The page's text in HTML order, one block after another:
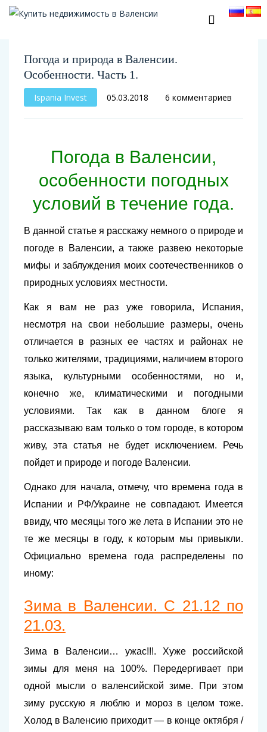
Погода и природа в Валенсии.
Особенности. Часть 1.
Ispania Invest 05.03.2018 6 комментариев
Погода в Валенсии,
особенности погодных
условий в течение года.
В данной статье я расскажу немного о природе и
погоде в Валенсии, а также развею некоторые
мифы и заблуждения моих соотечественников о
природных условиях местности.
Как я вам не раз уже говорила, Испания,
несмотря на свои небольшие размеры, очень
отличается в разных ее частях и районах не
только жителями, традициями, наличием второго
языка, культурными особенностями, но и,
конечно же, климатическими и погодными
условиями. Так как в данном блоге я
рассказываю вам только о том городе, в котором
живу, эта статья не будет исключением. Речь
пойдет и природе и погоде Валенсии.
Однако для начала, отмечу, что времена года в
Испании и РФ/Украине не совпадают. Имеется
ввиду, что месяцы того же лета в Испании это не
те же месяцы в году, к которым мы привыкли.
Официально времена года распределены по
иному:
Зима в Валенсии. С 21.12 по
21.03.
Зима в Валенсии… ужас!!!. Хуже российской
зимы для меня на 100%. Передергивает при
одной мысли о валенсийской зиме. При этом
зиму русскую я люблю и мороз в целом тоже.
Холод в Валенсию приходит — в конце октября /